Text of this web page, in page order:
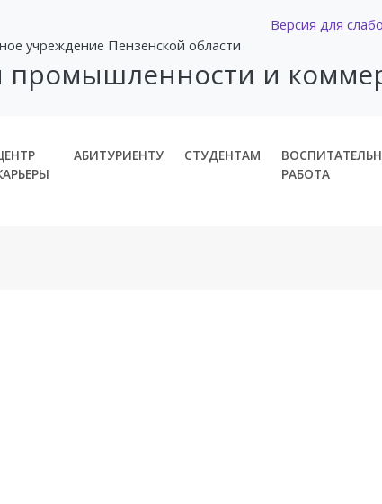
Версия для
учреждение Пензенской области
промышленности и
АБИТУРИЕНТУ СТУДЕНТАМ
РАБОТА